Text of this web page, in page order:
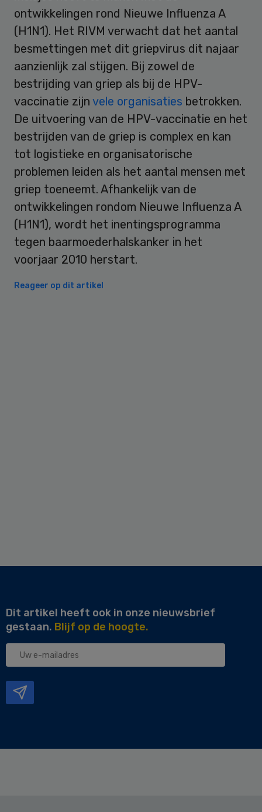
ontwikkelingen rond Nieuwe Influenza A
(H1N1). Het RIVM verwacht dat het aantal
besmettingen met dit griepvirus dit najaar
aanzienlijk zal stijgen. Bij zowel de
bestrijding van griep als bij de HPV-
vaccinatie zijn vele organisaties betrokken.
De uitvoering van de HPV-vaccinatie en het
bestrijden van de griep is complex en kan
tot logistieke en organisatorische
problemen leiden als het aantal mensen met
griep toeneemt. Afhankelijk van de
ontwikkelingen rondom Nieuwe Influenza A
(H1N1), wordt het inentingsprogramma
tegen baarmoederhalskanker in het
voorjaar 2010 herstart.
Reageer op dit artikel
Dit artikel heeft ook in onze nieuwsbrief
gestaan. Blijf op de hoogte.
Uw